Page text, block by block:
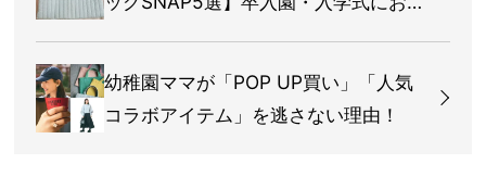
幼稚園ママが「POP UP買い」「人気
コラボアイテム」を逃さない理由！